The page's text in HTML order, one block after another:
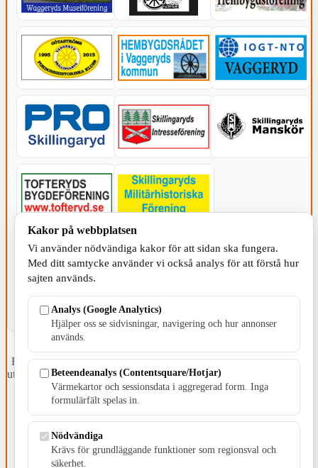
KOMMUNEN
Fristående webbtidningsföretag grundat 1991 som sedan 2002 ger
ut tidningen Skillingaryd.nu och 2010 lanserades Värnamo.nu. Från
april 2026 omfattar Skillingaryd.nu tre kommuner: Gnosjö,
Värnamo och Vaggeryds kommun.
Kontakta oss
E-post: redaktionen@skillingaryd.nu
Postadress: Gisslaköp 1, 568 92 Skillingaryd
Kakor på webbplatsen
Vi använder nödvändiga kakor för att sidan ska fungera.
Med ditt samtycke använder vi också analys för att förstå hur
sajten används.
Analys (Google Analytics)
Hjälper oss se sidvisningar, navigering och hur annonser
används.
Beteendeanalys (Contentsquare/Hotjar)
Värmekartor och sessionsdata i aggregerad form. Inga
formulärfält spelas in.
Nödvändiga
Krävs för grundläggande funktioner som regionsval och
säkerhet.